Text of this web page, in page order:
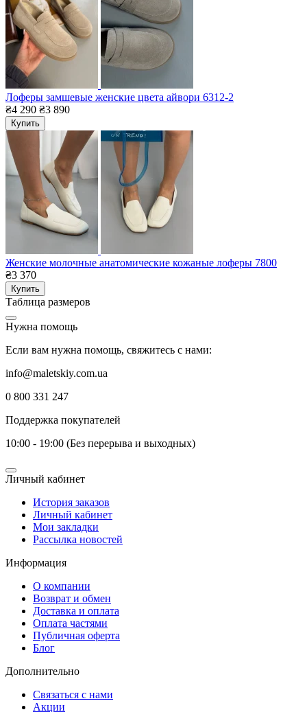
Лоферы замшевые женские цвета айвори 6312-2
₴4 290 ₴3 890
Купить
Женские молочные анатомические кожаные лоферы 7800
₴3 370
Купить
Таблица размеров
Нужна помощь
Если вам нужна помощь, свяжитесь с нами:
info@maletskiy.com.ua
0 800 331 247
Поддержка покупателей
10:00 - 19:00 (Без перерыва и выходных)
Личный кабинет
История заказов
Личный кабинет
Мои закладки
Рассылка новостей
Информация
О компании
Возврат и обмен
Доставка и оплата
Оплата частями
Публичная оферта
Блог
Дополнительно
Связаться с нами
Акции